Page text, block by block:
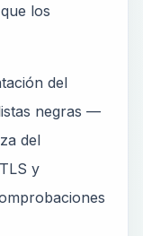
los
del
negras —
del
y